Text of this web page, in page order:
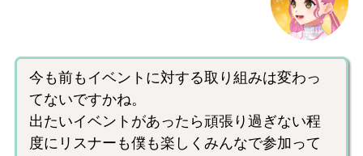
今も前もイベントに対する取り組みは変わっ
てないですかね。
出たいイベントがあったら頑張り過ぎない程
度にリスナーも僕も楽しくみんなで参加って